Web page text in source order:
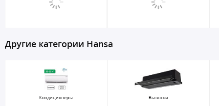
Другие категории Hansa
Кондиционеры Вытяжки